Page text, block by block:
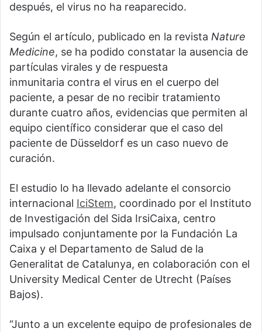
después, el virus no ha reaparecido.
Según el artículo, publicado en la revista Nature
Medicine, se ha podido constatar la ausencia de
partículas virales y de respuesta
inmunitaria contra el virus en el cuerpo del
paciente, a pesar de no recibir tratamiento
durante cuatro años, evidencias que permiten al
equipo científico considerar que el caso del
paciente de Düsseldorf es un caso nuevo de
curación.
El estudio lo ha llevado adelante el consorcio
internacional IciStem, coordinado por el Instituto
de Investigación del Sida IrsiCaixa, centro
impulsado conjuntamente por la Fundación La
Caixa y el Departamento de Salud de la
Generalitat de Catalunya, en colaboración con el
University Medical Center de Utrecht (Países
Bajos).
“Junto a un excelente equipo de profesionales de